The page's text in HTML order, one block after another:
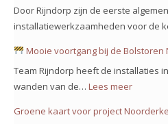
Door Rijndorp zijn de eerste
installatiewerkzaamheden voor de
Mooie voortgang bij de Bolstoren
Team Rijndorp heeft de installaties
wanden van de… Lees meer:
Groene kaart voor project